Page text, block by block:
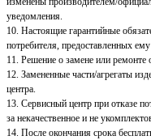
уведомления.
10. Настоящие гарантийные
потребителя, предоставленных
11. Решение о замене или ремонте
12. Замененные части/агрегаты
центра.
13. Сервисный центр при отказе
за некачественное и не
14. После окончания срока